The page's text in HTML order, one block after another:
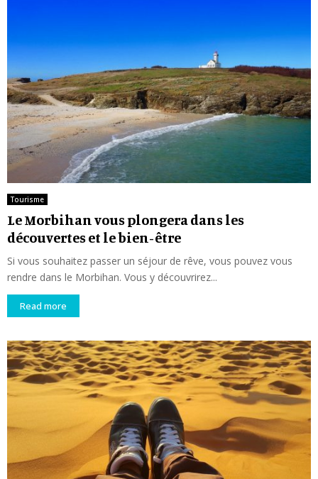
Tourisme
Le Morbihan vous plongera dans les
découvertes et le bien-être
Si vous souhaitez passer un séjour de rêve, vous pouvez vous
rendre dans le Morbihan. Vous y découvrirez...
Read more